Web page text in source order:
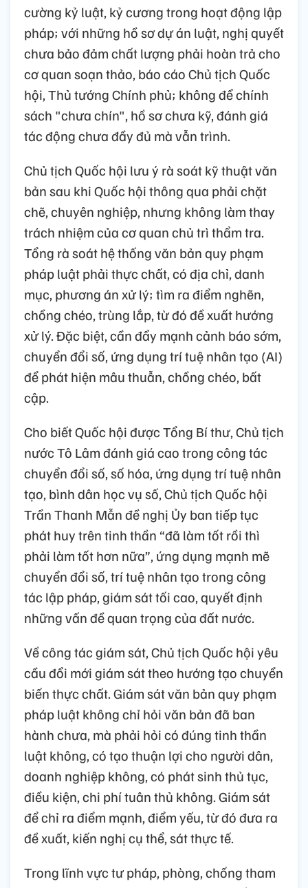
cường kỷ luật, kỷ cương trong hoạt động lập
pháp; với những hồ sơ dự án luật, nghị quyết
chưa bảo đảm chất lượng phải hoàn trả cho
cơ quan soạn thảo, báo cáo Chủ tịch Quốc
hội, Thủ tướng Chính phủ; không để chính
sách "chưa chín", hồ sơ chưa kỹ, đánh giá
tác động chưa đầy đủ mà vẫn trình.
Chủ tịch Quốc hội lưu ý rà soát kỹ thuật văn
bản sau khi Quốc hội thông qua phải chặt
chẽ, chuyên nghiệp, nhưng không làm thay
trách nhiệm của cơ quan chủ trì thẩm tra.
Tổng rà soát hệ thống văn bản quy phạm
pháp luật phải thực chất, có địa chỉ, danh
mục, phương án xử lý; tìm ra điểm nghẽn,
chồng chéo, trùng lắp, từ đó đề xuất hướng
xử lý. Đặc biệt, cần đẩy mạnh cảnh báo sớm,
chuyển đổi số, ứng dụng trí tuệ nhân tạo (AI)
để phát hiện mâu thuẫn, chồng chéo, bất
cập.
Cho biết Quốc hội được Tổng Bí thư, Chủ tịch
nước Tô Lâm đánh giá cao trong công tác
chuyển đổi số, số hóa, ứng dụng trí tuệ nhân
tạo, bình dân học vụ số, Chủ tịch Quốc hội
Trần Thanh Mẫn đề nghị Ủy ban tiếp tục
phát huy trên tinh thần “đã làm tốt rồi thì
phải làm tốt hơn nữa”, ứng dụng mạnh mẽ
chuyển đổi số, trí tuệ nhân tạo trong công
tác lập pháp, giám sát tối cao, quyết định
những vấn đề quan trọng của đất nước.
Về công tác giám sát, Chủ tịch Quốc hội yêu
cầu đổi mới giám sát theo hướng tạo chuyển
biến thực chất. Giám sát văn bản quy phạm
pháp luật không chỉ hỏi văn bản đã ban
hành chưa, mà phải hỏi có đúng tinh thần
luật không, có tạo thuận lợi cho người dân,
doanh nghiệp không, có phát sinh thủ tục,
điều kiện, chi phí tuân thủ không. Giám sát
để chỉ ra điểm mạnh, điểm yếu, từ đó đưa ra
đề xuất, kiến nghị cụ thể, sát thực tế.
Trong lĩnh vực tư pháp, phòng, chống tham